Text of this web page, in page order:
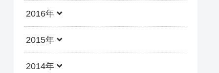
2016年
2015年
2014年